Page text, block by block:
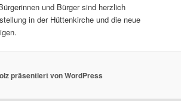
und Bürger sind herzlich
in der Hüttenkirche und die neue
präsentiert von WordPress